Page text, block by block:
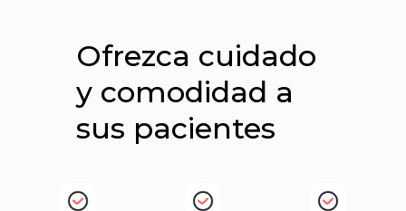
Ofrezca cuidado
y comodidad a
sus pacientes